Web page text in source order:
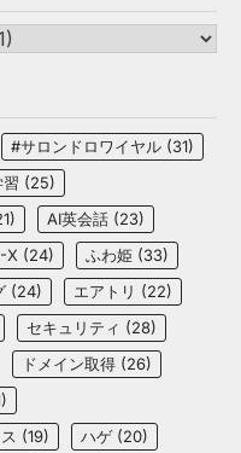
#サロンドロワイヤル (31)
(25)
AI英会話 (23)
X (24) ふわ姫 (33)
(24) エアトリ (22)
セキュリティ (28)
ドメイン取得 (26)
(19) ハゲ (20)